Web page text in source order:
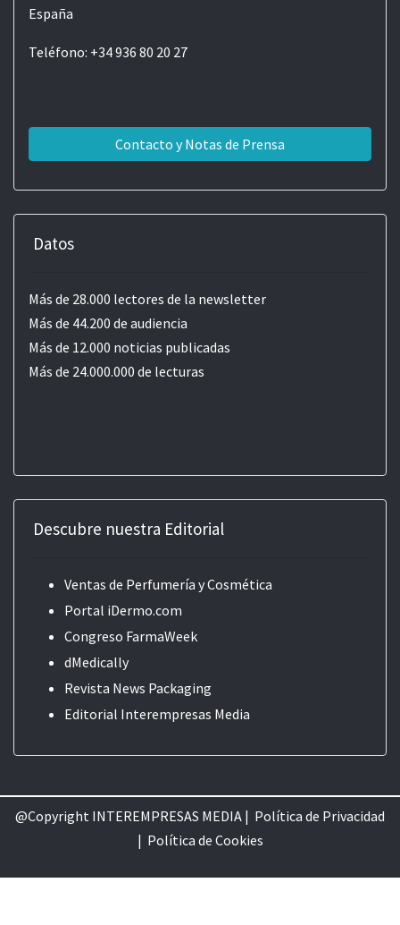
España
Teléfono: +34 936 80 20 27
Contacto y Notas de Prensa
Datos
Más de 28.000 lectores de la newsletter
Más de 44.200 de audiencia
Más de 12.000 noticias publicadas
Más de 24.000.000 de lecturas
Descubre nuestra Editorial
Ventas de Perfumería y Cosmética
Portal iDermo.com
Congreso FarmaWeek
dMedically
Revista News Packaging
Editorial Interempresas Media
@Copyright INTEREMPRESAS MEDIA | Política de Privacidad
| Política de Cookies